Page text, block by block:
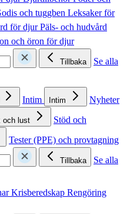
och tuggben Leksaker för
för djurPäls- och hudvård
och öron för djur
Tillbaka
Se alla
Intim Intim
Nyheter
och lust
Stöd och
Tester (PPE) och provtagning
Tillbaka
Se alla
Krisberedskap Rengöring